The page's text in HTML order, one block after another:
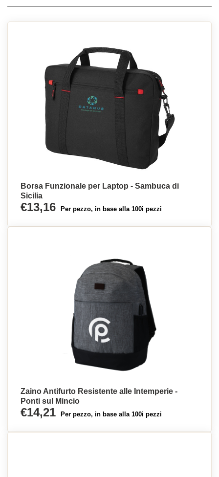
Borsa Funzionale per Laptop - Sambuca di
Sicilia
€13,16 Per pezzo, in base alla 100i pezzi
Zaino Antifurto Resistente alle Intemperie -
Ponti sul Mincio
€14,21 Per pezzo, in base alla 100i pezzi